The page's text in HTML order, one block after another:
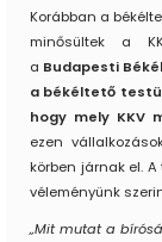
Korábban a
minősültek a
a Budapesti
a békéltető
hogy mely KKV
ezen
körben járnak el.
véleményünk
„Mit mutat a